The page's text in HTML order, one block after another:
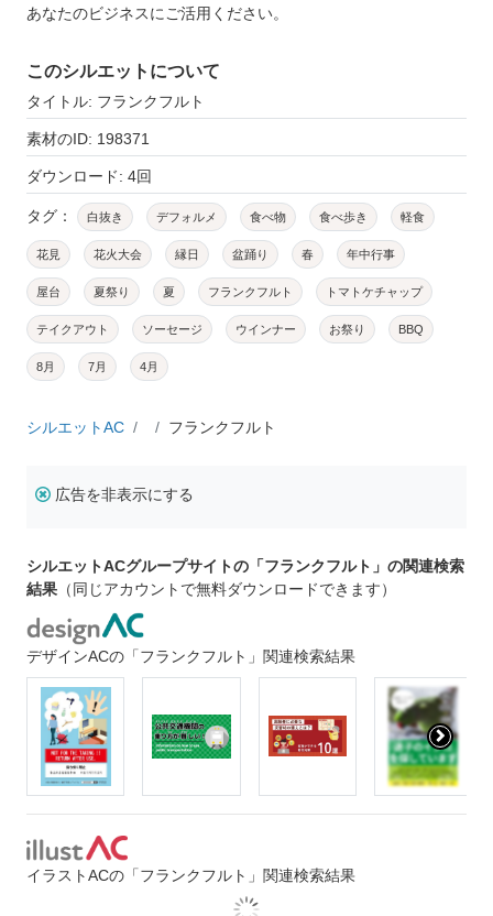
あなたのビジネスにご活用ください。
このシルエットについて
タイトル: フランクフルト
素材のID: 198371
ダウンロード: 4回
タグ： 白抜き デフォルメ 食べ物 食べ歩き 軽食
花見 花火大会 縁日 盆踊り 春 年中行事
屋台 夏祭り 夏 フランクフルト トマトケチャップ
テイクアウト ソーセージ ウインナー お祭り BBQ
8月 7月 4月
シルエットAC フランクフルト
広告を非表示にする
シルエットACグループサイトの「フランクフルト」の関連検索
結果 （同じアカウントで無料ダウンロードできます）
デザインACの「フランクフルト」関連検索結果
イラストACの「フランクフルト」関連検索結果